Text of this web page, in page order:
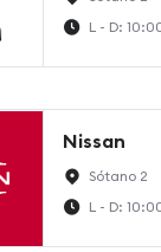
L - D:
Nissan
Sótano 2
L - D: